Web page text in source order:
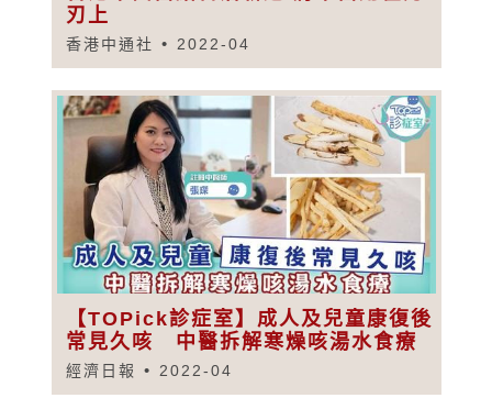
刃上
香港中通社 2022-04
【TOPick診症室】成人及兒童康復後
常見久咳 中醫拆解寒燥咳湯水食療
經濟日報 2022-04